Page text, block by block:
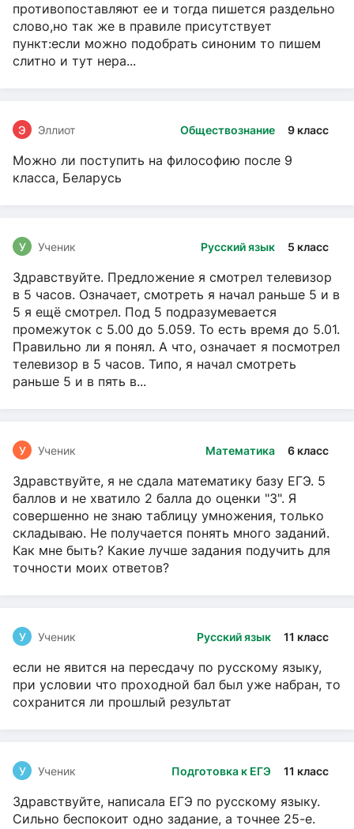
противопоставляют ее и тогда пишется раздельно
слово,но так же в правиле присутствует
пункт:если можно подобрать синоним то пишем
слитно и тут нера...
Обществознание 9 класс
Э Эллиот
Можно ли поступить на философию после 9
класса, Беларусь
Русский язык 5 класс
У Ученик
Здравствуйте. Предложение я смотрел телевизор
в 5 часов. Означает, смотреть я начал раньше 5 и в
5 я ещё смотрел. Под 5 подразумевается
промежуток с 5.00 до 5.059. То есть время до 5.01.
Правильно ли я понял. А что, означает я посмотрел
телевизор в 5 часов. Типо, я начал смотреть
раньше 5 и в пять в...
Математика 6 класс
У Ученик
Здравствуйте, я не сдала математику базу ЕГЭ. 5
баллов и не хватило 2 балла до оценки "3". Я
совершенно не знаю таблицу умножения, только
складываю. Не получается понять много заданий.
Как мне быть? Какие лучше задания подучить для
точности моих ответов?
Русский язык 11 класс
У Ученик
если не явится на пересдачу по русскому языку,
при условии что проходной бал был уже набран, то
сохранится ли прошлый результат
Подготовка к ЕГЭ 11 класс
У Ученик
Здравствуйте, написала ЕГЭ по русскому языку.
Сильно беспокоит одно задание, а точнее 25-е.